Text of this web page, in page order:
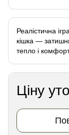
Реалістична
кішка —
тепло і
Ціну